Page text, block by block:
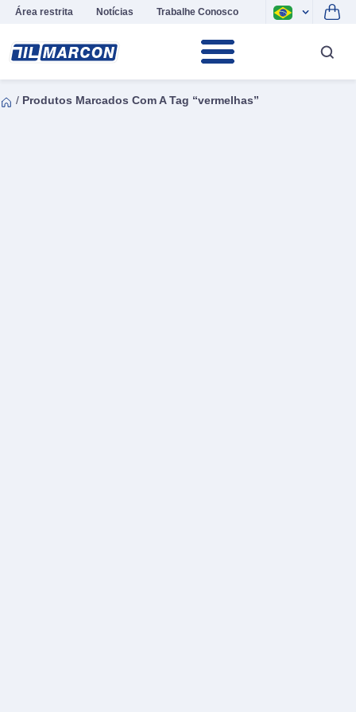
Área restrita Notícias Trabalhe Conosco
/ Produtos Marcados Com A Tag “vermelhas”